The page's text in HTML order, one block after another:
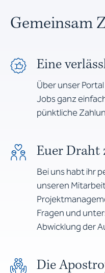
Gemeinsam
Eine
Über unser
Jobs ganz
pünktliche
Euer Draht
Bei uns habt ihr
unseren
Fragen und
Abwicklung der
Die